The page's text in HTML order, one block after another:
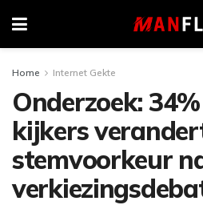
Home Internet Gekte
Onderzoek:
kijkers
stemvoorkeur